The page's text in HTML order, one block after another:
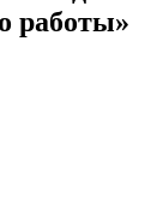
работы»